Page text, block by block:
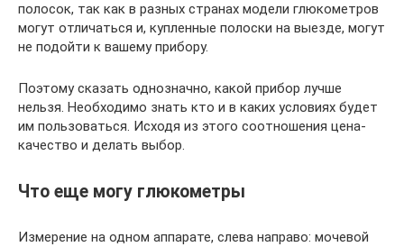
полосок, так как в разных странах модели глюкометров
могут отличаться и, купленные полоски на выезде, могут
не подойти к вашему прибору.
Поэтому сказать однозначно, какой прибор лучше
нельзя. Необходимо знать кто и в каких условиях будет
им пользоваться. Исходя из этого соотношения цена-
качество и делать выбор.
Что еще могу глюкометры
Измерение на одном аппарате, слева направо: мочевой